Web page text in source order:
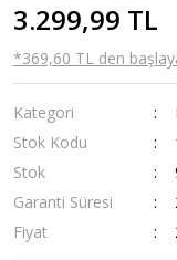
3.299,99 TL
*369,60 TL den
Kategori
Stok Kodu
Stok
Garanti Süresi
Fiyat